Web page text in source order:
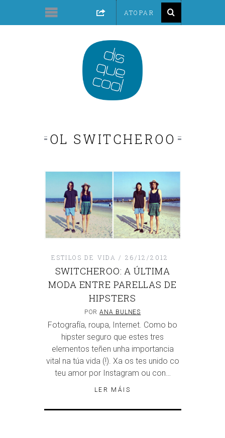
OL SWITCHEROO
ESTILOS DE VIDA 26/12/2012
SWITCHEROO: A ÚLTIMA
MODA ENTRE PARELLAS DE
HIPSTERS
PORANA BULNES
Fotografía, roupa, Internet. Como bo
hipster seguro que estes tres
elementos teñen unha importancia
vital na túa vida (!). Xa os tes unido co
teu amor por Instagram ou con…
LER MÁIS